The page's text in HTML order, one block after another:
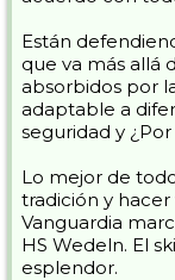
Están
que va más allá
absorbidos por
adaptable a
seguridad y
Lo mejor de
tradición y hacer
Vanguardia
HS Wedeln. El
esplendor.